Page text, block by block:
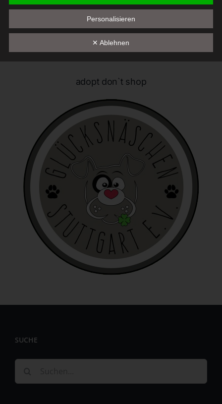
adopt don`t shop
SUCHE
nach:
Die Datenschutzerklärung beruht auf den Begrifflichkeiten, die
durch den Europäischen Richtlinien- und Verordnungsgeber
beim Erlass der Datenschutz-Grundverordnung (DS-GVO)
verwendet wurden. Unsere Datenschutzerklärung soll sowohl für
die Öffentlichkeit als auch für unsere Kunden und
Begrifflichkeiten erläutern.
Wir verwenden in dieser Datenschutzerklärung unter anderem
die folgenden Begriffe:
a) personenbezogene Daten
Personenbezogene Daten sind alle Informationen, die
sich auf eine identifizierte oder identifizierbare natürliche
Person (im Folgenden "betroffene Person") beziehen. Als
identifizierbar wird eine natürliche Person angesehen, die
direkt oder indirekt, insbesondere mittels Zuordnung zu
einer Kennung wie einem Namen, zu einer Kennnummer,
zu Standortdaten, zu einer Online-Kennung oder zu
einem oder mehreren besonderen Merkmalen, die
Ausdruck der physischen, physiologischen, genetischen,
psychischen, wirtschaftlichen, kulturellen oder sozialen
Identität dieser natürlichen Person sind, identifiziert
Betroffene Person ist jede identifizierte oder
Verantwortlichen verarbeitet werden.
Verfahren ausgeführte Vorgang oder jede solche
Personalisieren
✕ Ablehnen